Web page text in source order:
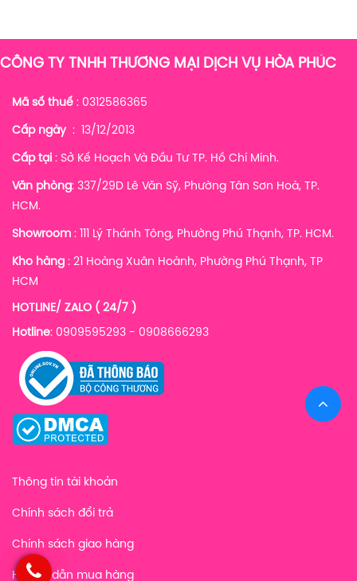
CÔNG TY TNHH THƯƠNG MẠI DỊCH VỤ HÒA PHÚC
Mã số thuế : 0312586365
Cấp ngày: 13/12/2013
Cấp tại : Sở Kế Hoạch Và Đầu Tư TP. Hồ Chí Minh.
Văn phòng: 337/29D Lê Văn Sỹ, Phường Tân Sơn Hoà, TP.
HCM.
Showroom : 111 Lý Thánh Tông, Phường Phú Thạnh, TP. HCM.
Kho hàng : 21 Hoàng Xuân Hoành, Phường Phú Thạnh, TP
HCM
HOTLINE/ ZALO ( 24/7 )
Hotline: 0909595293 - 0908666293
Thông tin tài khoản
Chính sách đổi trả
Chính sách giao hàng
Hướng dẫn mua hàng